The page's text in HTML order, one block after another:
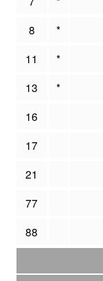
8
*
11
*
13
*
16
17
21
77
88